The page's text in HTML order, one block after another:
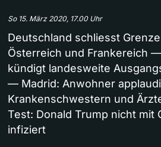
So 15. März 2020, 17.00 Uhr
Deutschland schliesst
Österreich und Frankereich
kündigt landesweite
— Madrid: Anwohner
Krankenschwestern und
Test: Donald Trump nicht mit
infiziert